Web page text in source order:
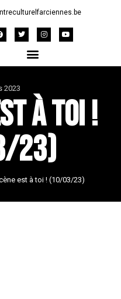
2023
à toi !
23)
est à toi ! (10/03/23)